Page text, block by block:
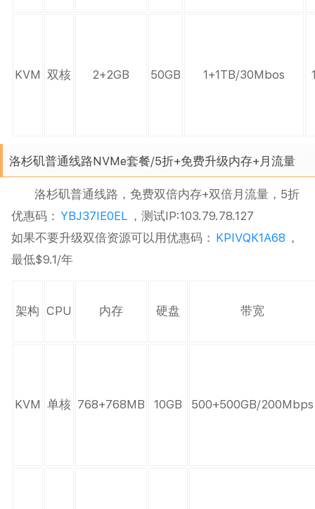
KVM 双核 2+2GB 50GB 1+1TB/30Mbos
洛杉矶普通线路NVMe套餐/5折+免费升级内存+月流量
洛杉矶普通线路，免费双倍内存+双倍月流量，5折
优惠码： YBJ37IE0EL ，测试IP:103.79.78.127
如果不要升级双倍资源可以用优惠码： KPIVQK1A68 ，
最低$9.1/年
架构 CPU 内存 硬盘 带宽
KVM 单核 768+768MB 10GB 500+500GB/200Mbps